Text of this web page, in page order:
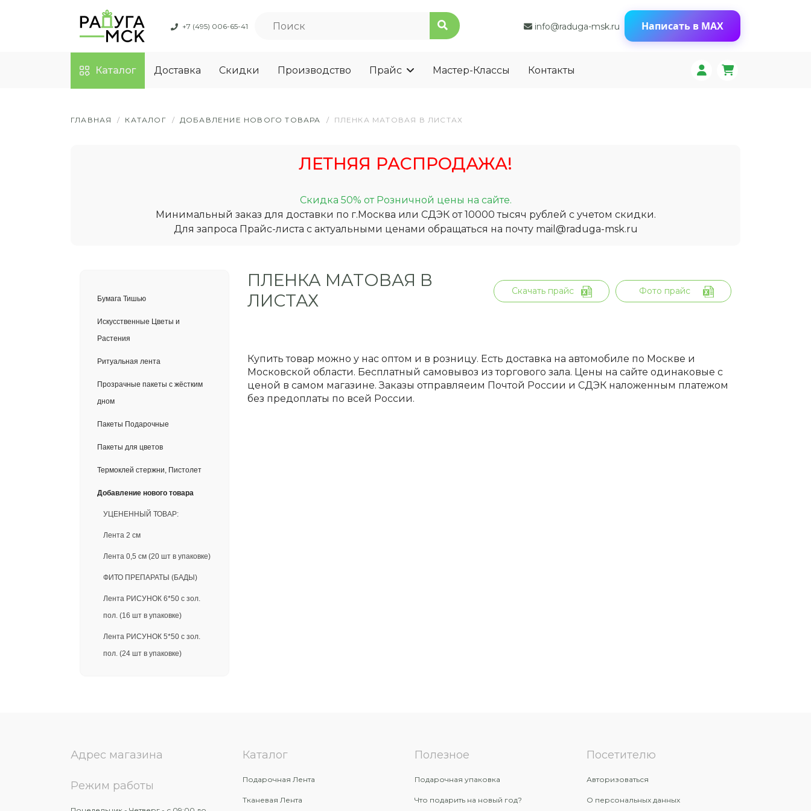
+7 (495) 006-65-41 info@raduga-msk.ru Написать в MAX
Каталог Доставка Скидки Производство Прайс Мастер-Классы Контакты
ГЛАВНАЯ / КАТАЛОГ / ДОБАВЛЕНИЕ НОВОГО ТОВАРА / ПЛЕНКА МАТОВАЯ В ЛИСТАХ
ЛЕТНЯЯ РАСПРОДАЖА!
Скидка 50% от Розничной цены на сайте.
Минимальный заказ для доставки по г.Москва или СДЭК от 10000 тысяч рублей с учетом скидки.
Для запроса Прайс-листа с актуальными ценами обращаться на почту mail@raduga-msk.ru
Бумага Тишью
Искусственные Цветы и
Растения
Ритуальная лента
Прозрачные пакеты с жёстким
дном
Пакеты Подарочные
Пакеты для цветов
Термоклей стержни, Пистолет
Добавление нового товара
УЦЕНЕННЫЙ ТОВАР:
Лента 2 см
Лента 0,5 см (20 шт в упаковке)
ФИТО ПРЕПАРАТЫ (БАДЫ)
Лента РИСУНОК 6*50 с зол.
пол. (16 шт в упаковке)
Лента РИСУНОК 5*50 с зол.
пол. (24 шт в упаковке)
СУМКИ ДЛЯ ЦВЕТОВ:
ПОДАРОЧНЫЕ НОВОГОДНИЕ
ПЛЕНКА МАТОВАЯ В
ЛИСТАХ
Скачать прайс Фото прайс
Купить товар можно у нас оптом и в розницу. Есть доставка на автомобиле по Москве и
Московской области. Бесплатный самовывоз из торгового зала. Цены на сайте одинаковые с
ценой в самом магазине. Заказы отправляеим Почтой России и СДЭК наложенным платежом
без предоплаты по всей России.
Адрес магазина
Режим работы
Каталог
Подарочная Лента
Тканевая Лента
Полезное
Подарочная упаковка
Что подарить на новый год?
Посетителю
Авторизоваться
О персональных данных